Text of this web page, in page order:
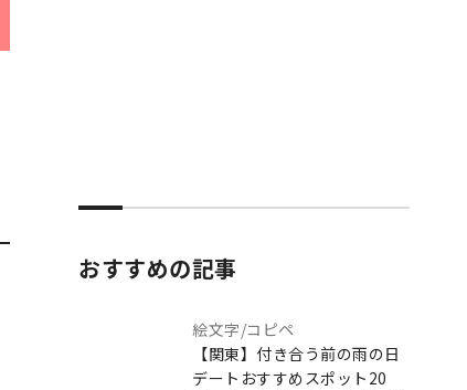
おすすめの記事
絵文字/コピペ
【関東】付き合う前の雨の日
デートおすすめスポット20